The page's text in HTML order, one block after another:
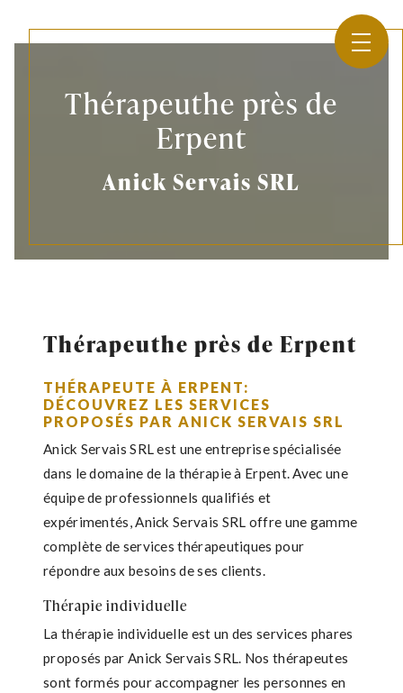
Thérapeuthe près de
Erpent
Anick Servais SRL
Thérapeuthe près de Erpent
THÉRAPEUTE À ERPENT:
DÉCOUVREZ LES SERVICES
PROPOSÉS PAR ANICK SERVAIS SRL
Anick Servais SRL est une entreprise spécialisée
dans le domaine de la thérapie à Erpent. Avec une
équipe de professionnels qualifiés et
expérimentés, Anick Servais SRL offre une gamme
complète de services thérapeutiques pour
répondre aux besoins de ses clients.
Thérapie individuelle
La thérapie individuelle est un des services phares
proposés par Anick Servais SRL. Nos thérapeutes
sont formés pour accompagner les personnes en